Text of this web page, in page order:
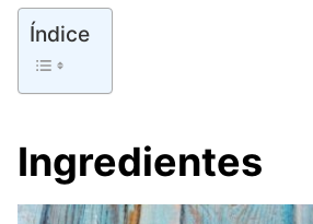
Índice
Ingredientes